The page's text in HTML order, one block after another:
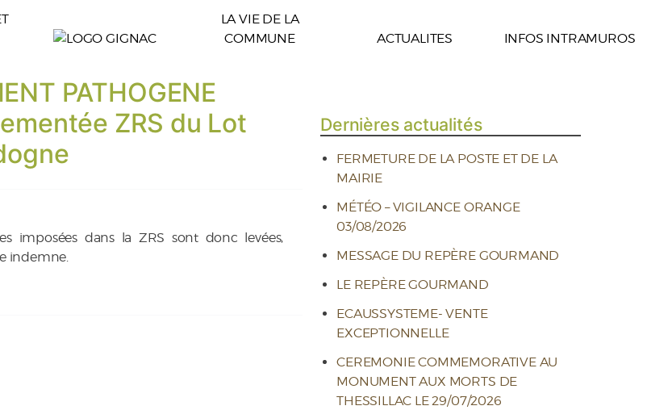
LA VIE DE LA
COMMUNE
ACTUALITES INFOS INTRAMUROS
PATHOGENE
ZRS du Lot
imposées dans la ZRS sont donc levées,
indemne.
Dernières actualités
FERMETURE DE LA POSTE ET DE LA
MAIRIE
MÉTÉO – VIGILANCE ORANGE
03/08/2026
MESSAGE DU REPÈRE GOURMAND
LE REPÈRE GOURMAND
ECAUSSYSTEME- VENTE
EXCEPTIONNELLE
CEREMONIE COMMEMORATIVE AU
MONUMENT AUX MORTS DE
THESSILLAC LE 29/07/2026